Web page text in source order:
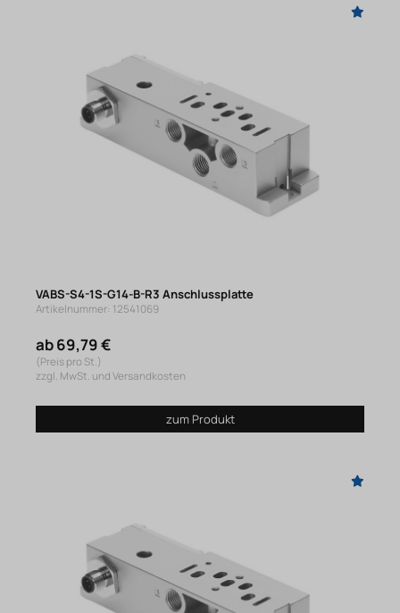
VABS-S4-1S-G14-B-R3 Anschlussplatte
Artikelnummer: 12541069
ab 69,79 €
(Preis pro St.)
zzgl. MwSt. und Versandkosten
zum Produkt